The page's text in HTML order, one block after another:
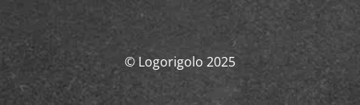
© Logorigolo 2025